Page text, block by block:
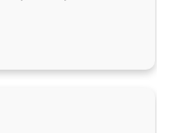
Остались
Ренессанс